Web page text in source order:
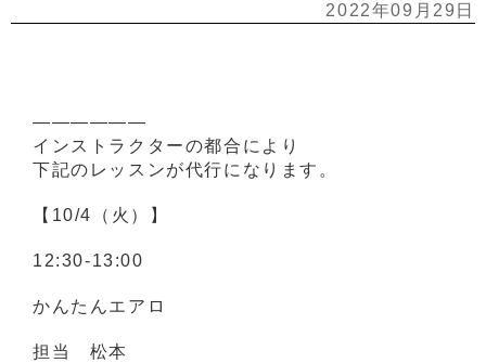
2022年09月29日
——————
インストラクターの都合により
下記のレッスンが代行になります。
【10/4（火）】
12:30-13:00
かんたんエアロ
担当 松本